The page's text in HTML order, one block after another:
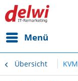
Menü
Übersicht KVM